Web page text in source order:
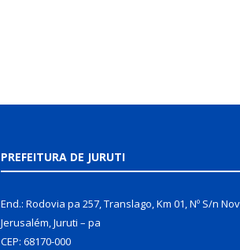
PREFEITURA DE JURUTI
End.: Rodovia pa 257, Translago, Km 01, Nº S/n
Jerusalém, Juruti – pa
CEP: 68170-000